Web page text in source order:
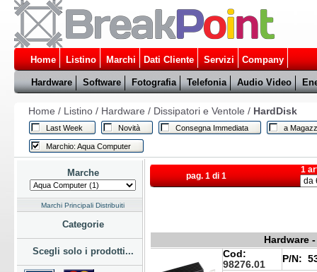
Home Listino Marchi Dati Cliente Servizi Company
Hardware Software Fotografia Telefonia Audio Video
Home / Listino/ Hardware / Dissipatori e Ventole / HardDisk
Last Week Novità Consegna Immediata a
Marchio: Aqua Computer
Marche
Marchi Principali Distribuiti
Categorie
Scegli solo i prodotti...
pag. 1 di 1
1
Hardware
Cod:
98276.01
P/N: